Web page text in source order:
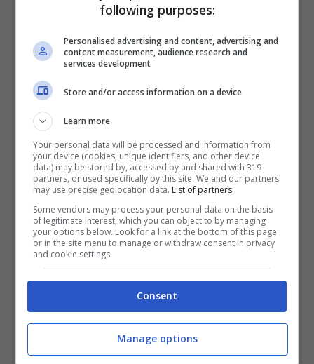
nutritive come si immagina. Vengono
cosparse di sale,hanno un valore
nutrizionale piuttosto limitato
l’eccesso di sale possono annullare i
benefici di consumare verdure.
Prodotti light –I prodotti etichettati come
“light” o con “poco grasso” sono spesso
considerati scelte salutari. Tuttavia,
Mosley spiega che molti di questi prodotti
sono privi di nutrienti essenziali e spesso
migliorarne il sapore. Questi additivi
possono causarepicchi nei livelli di
following purposes:
Personalised advertising and content, advertising and
content measurement, audience research and
services development
Store and/or access information on a device
Learn more
Your personal data will be processed and information from
your device (cookies, unique identifiers, and other device
data) may be stored by, accessed by and shared with 319
partners, or used specifically by this site. We and our partners
may use precise geolocation data. List of partners.
Some vendors may process your personal data on the basis
of legitimate interest, which you can object to by managing
your options below. Look for a link at the bottom of this page
or in the site menu to manage or withdraw consent in privacy
and cookie settings.
Consent
Manage options